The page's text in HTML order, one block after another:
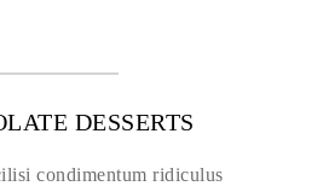
DESSERTS
condimentum ridiculus